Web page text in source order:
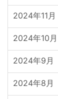
2024年11月
2024年10月
2024年9月
2024年8月